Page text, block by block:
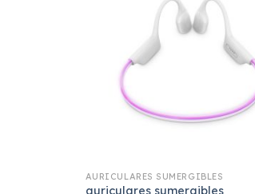
AURICULARES SUMERGIBLES
auriculares sumergibles